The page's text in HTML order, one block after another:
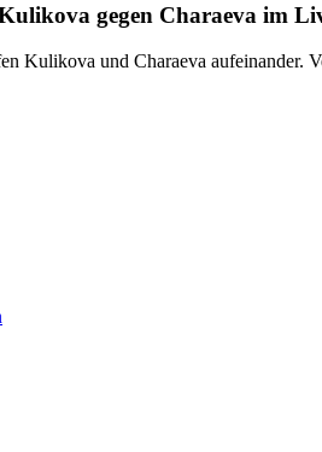
gegen Charaeva im
Kulikova und Charaeva aufeinander.